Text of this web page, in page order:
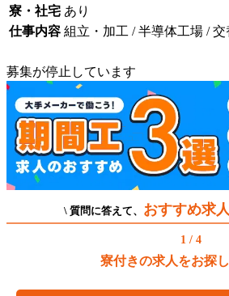
寮・社宅 あり
仕事内容 組立・加工 / 半導体工場 / 交
募集が停止しています
\ 質問に答えて、 おすすめ求人
1 / 4
寮付きの求人をお探